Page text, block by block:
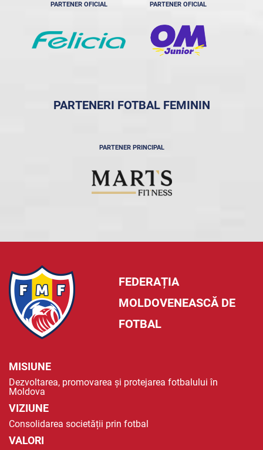
PARTENER OFICIAL PARTENER OFICIAL
PARTENERI FOTBAL FEMININ
PARTENER PRINCIPAL
FEDERAȚIA
MOLDOVENEASCĂ DE
FOTBAL
MISIUNE
Dezvoltarea, promovarea și protejarea fotbalului în
Moldova
VIZIUNE
Consolidarea societății prin fotbal
VALORI